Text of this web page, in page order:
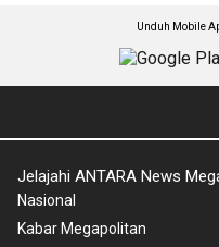
Unduh Mobile
Jelajahi ANTARA News
Nasional
Kabar Megapolitan